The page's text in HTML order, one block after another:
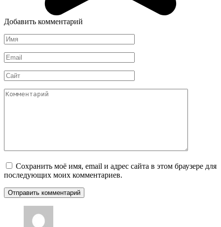
Добавить комментарий
Имя
*
Email
*
Сайт
Комментарий
Сохранить моё имя, email и адрес сайта в этом браузере для
последующих моих комментариев.